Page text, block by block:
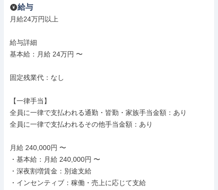
給与
月給24万円以上
給与詳細
基本給：月給 24万円 〜
固定残業代：なし
【一律手当】
全員に一律で支払われる通勤・皆勤・家族手当金額：あり
全員に一律で支払われるその他手当金額：あり
月給 240,000円 〜
・基本給：月給 240,000円 〜
・深夜割増賃金：別途支給
・インセンティブ：稼働・売上に応じて支給